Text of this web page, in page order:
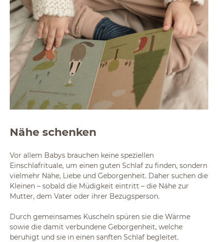
Nähe schenken
Vor allem Babys brauchen keine speziellen
Einschlafrituale, um einen guten Schlaf zu finden, sondern
vielmehr Nähe, Liebe und Geborgenheit. Daher suchen die
Kleinen – sobald die Müdigkeit eintritt – die Nähe zur
Mutter, dem Vater oder ihrer Bezugsperson.
Durch gemeinsames Kuscheln spüren sie die Wärme
sowie die damit verbundene Geborgenheit, welche
beruhigt und sie in einen sanften Schlaf begleitet.